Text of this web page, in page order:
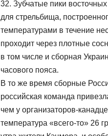
32. Зубчатые пики
для стрельбища,
температурами в течение
проходит через плотные
в том числе и сборная
часового пояса.
В то же время сборные
российская команда
чем у организаторов-
температура «всего-то» 26